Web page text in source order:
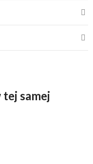
samej